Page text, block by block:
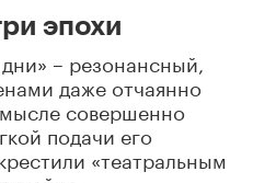
эпохи
– резонансный,
даже отчаянно
совершенно
подачи его
«театральным